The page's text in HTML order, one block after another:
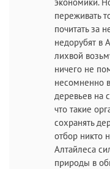
переживать
почитать за
недорубят в
лихвой
ничего не
несомненно
деревьев на
что такие
сохранять
отбор никто
Алтайлеса
природы в